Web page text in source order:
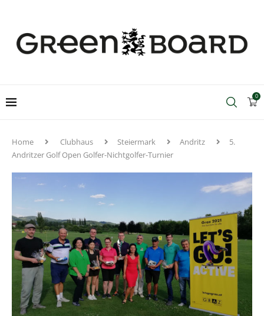
0
Home Clubhaus Steiermark Andritz
5.
Andritzer Golf Open Golfer-Nichtgolfer-Turnier